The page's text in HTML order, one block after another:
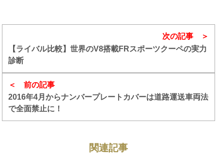
前の記事
2016年4月からナンバープレートカバーは道路運送車両法
で全面禁止に！
次の記事
【ライバル比較】世界のV8搭載FRスポーツクーペの実力
診断
関連記事